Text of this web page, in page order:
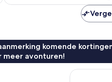
komende
meer avonturen!